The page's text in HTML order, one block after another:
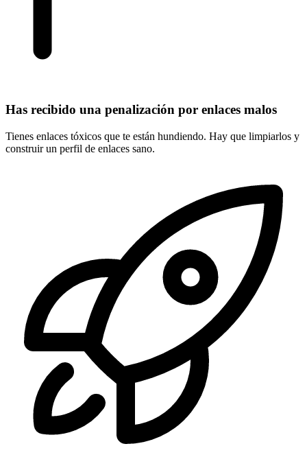
Has recibido una penalización por enlaces malos
Tienes enlaces tóxicos que te están hundiendo. Hay que limpiarlos y
construir un perfil de enlaces sano.